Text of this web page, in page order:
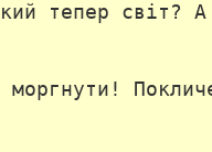
тепер світ? А